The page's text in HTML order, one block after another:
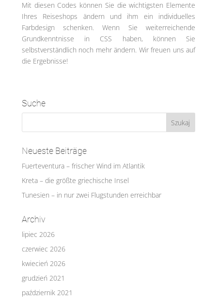
Mit diesen Codes können Sie die wichtigsten Elemente
Ihres Reiseshops ändern und ihm ein individuelles
Farbdesign schenken. Wenn Sie weiterreichende
Grundkenntnisse in CSS haben, können Sie
selbstverständlich noch mehr ändern. Wir freuen uns auf
die Ergebnisse!
Suche
Neueste Beiträge
Fuerteventura – frischer Wind im Atlantik
Kreta – die größte griechische Insel
Tunesien – in nur zwei Flugstunden erreichbar
Archiv
lipiec 2026
czerwiec 2026
kwiecień 2026
grudzień 2021
październik 2021